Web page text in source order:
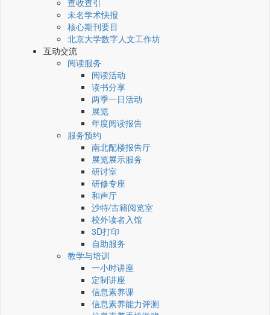
查收查引
未名学术快报
核心期刊要目
北京大学数字人文工作坊
互动交流
阅读服务
阅读活动
读书分享
两季一日活动
展览
年度阅读报告
服务预约
南北配楼报告厅
展览展示服务
研讨室
研修专座
和声厅
沙特/古籍阅览室
校外读者入馆
3D打印
自助服务
教学与培训
一小时讲座
定制讲座
信息素养课
信息素养能力评测